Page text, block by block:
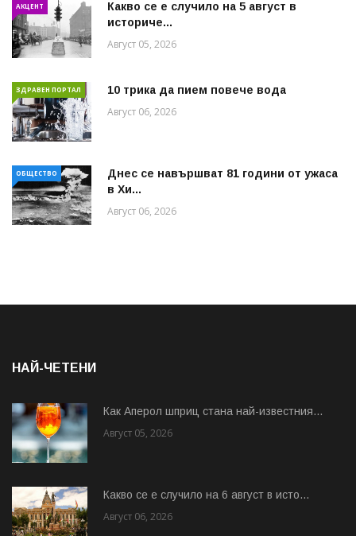
АКЦЕНТ
Какво се е случило на 5 август в
историче...
Август 05, 2026
ЗДРАВЕН ПОРТАЛ 10 трика да пием повече вода
Август 06, 2026
ОБЩЕСТВО
Днес се навършват 81 години от ужаса
в Хи...
Август 06, 2026
НАЙ-ЧЕТЕНИ
Как Аперол шприц стана най-известния...
Август 05, 2026
Какво се е случило на 6 август в исто...
Август 06, 2026